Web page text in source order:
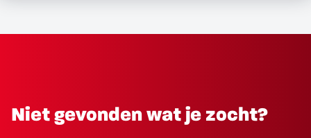
Niet gevonden wat je zocht?